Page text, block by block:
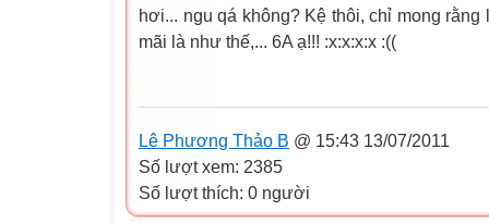
hơi... ngu qá không? Kệ thôi, chỉ mong
mãi là như thế,... 6A ạ!!! :x:x:x:x :((
Lê Phương Thảo B @ 15:43 13/07/2011
Số lượt xem: 2385
Số lượt thích: 0 người